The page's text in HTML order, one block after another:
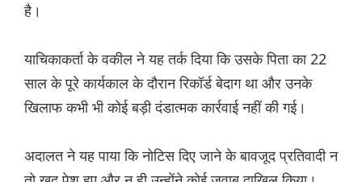
है।
याचिकाकर्ता के वकील ने यह तर्क दिया कि उसके पिता का 22
साल के पूरे कार्यकाल के दौरान रिकॉर्ड बेदाग था और उनके
खिलाफ कभी भी कोई बड़ी दंडात्मक कार्रवाई नहीं की गई।
अदालत ने यह पाया कि नोटिस दिए जाने के बावजूद प्रतिवादी न